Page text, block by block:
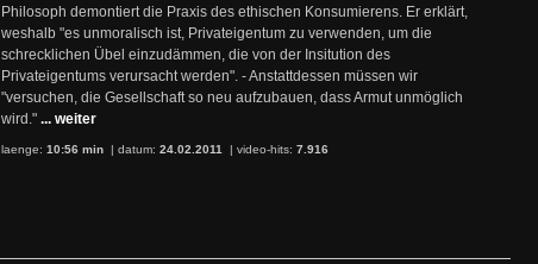
Philosoph demontiert die Praxis des ethischen Konsumierens. Er erklärt,
weshalb "es unmoralisch ist, Privateigentum zu verwenden, um die
schrecklichen Übel einzudämmen, die von der Insitution des
Privateigentums verursacht werden". - Anstattdessen müssen wir
"versuchen, die Gesellschaft so neu aufzubauen, dass Armut unmöglich
wird." ... weiter
laenge: 10:56 min | datum: 24.02.2011 | video-hits: 7.916